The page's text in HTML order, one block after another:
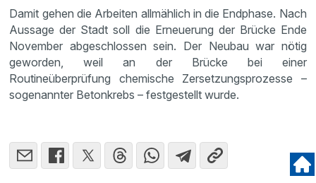
Damit gehen die Arbeiten allmählich in die Endphase. Nach
Aussage der Stadt soll die Erneuerung der Brücke Ende
November abgeschlossen sein. Der Neubau war nötig
geworden, weil an der Brücke bei einer
Routineüberprüfung chemische Zersetzungsprozesse –
sogenannter Betonkrebs – festgestellt wurde.